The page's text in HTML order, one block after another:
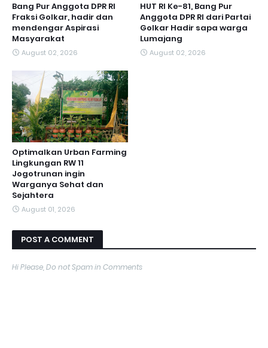
Bang Pur Anggota DPR RI
Fraksi Golkar, hadir dan
mendengar Aspirasi
Masyarakat
August 02, 2026
HUT RI Ke-81, Bang Pur
Anggota DPR RI dari Partai
Golkar Hadir sapa warga
Lumajang
August 02, 2026
Optimalkan Urban Farming
Lingkungan RW 11
Jogotrunan ingin
Warganya Sehat dan
Sejahtera
August 01, 2026
POST A COMMENT
Hi Please, Do not Spam in Comments